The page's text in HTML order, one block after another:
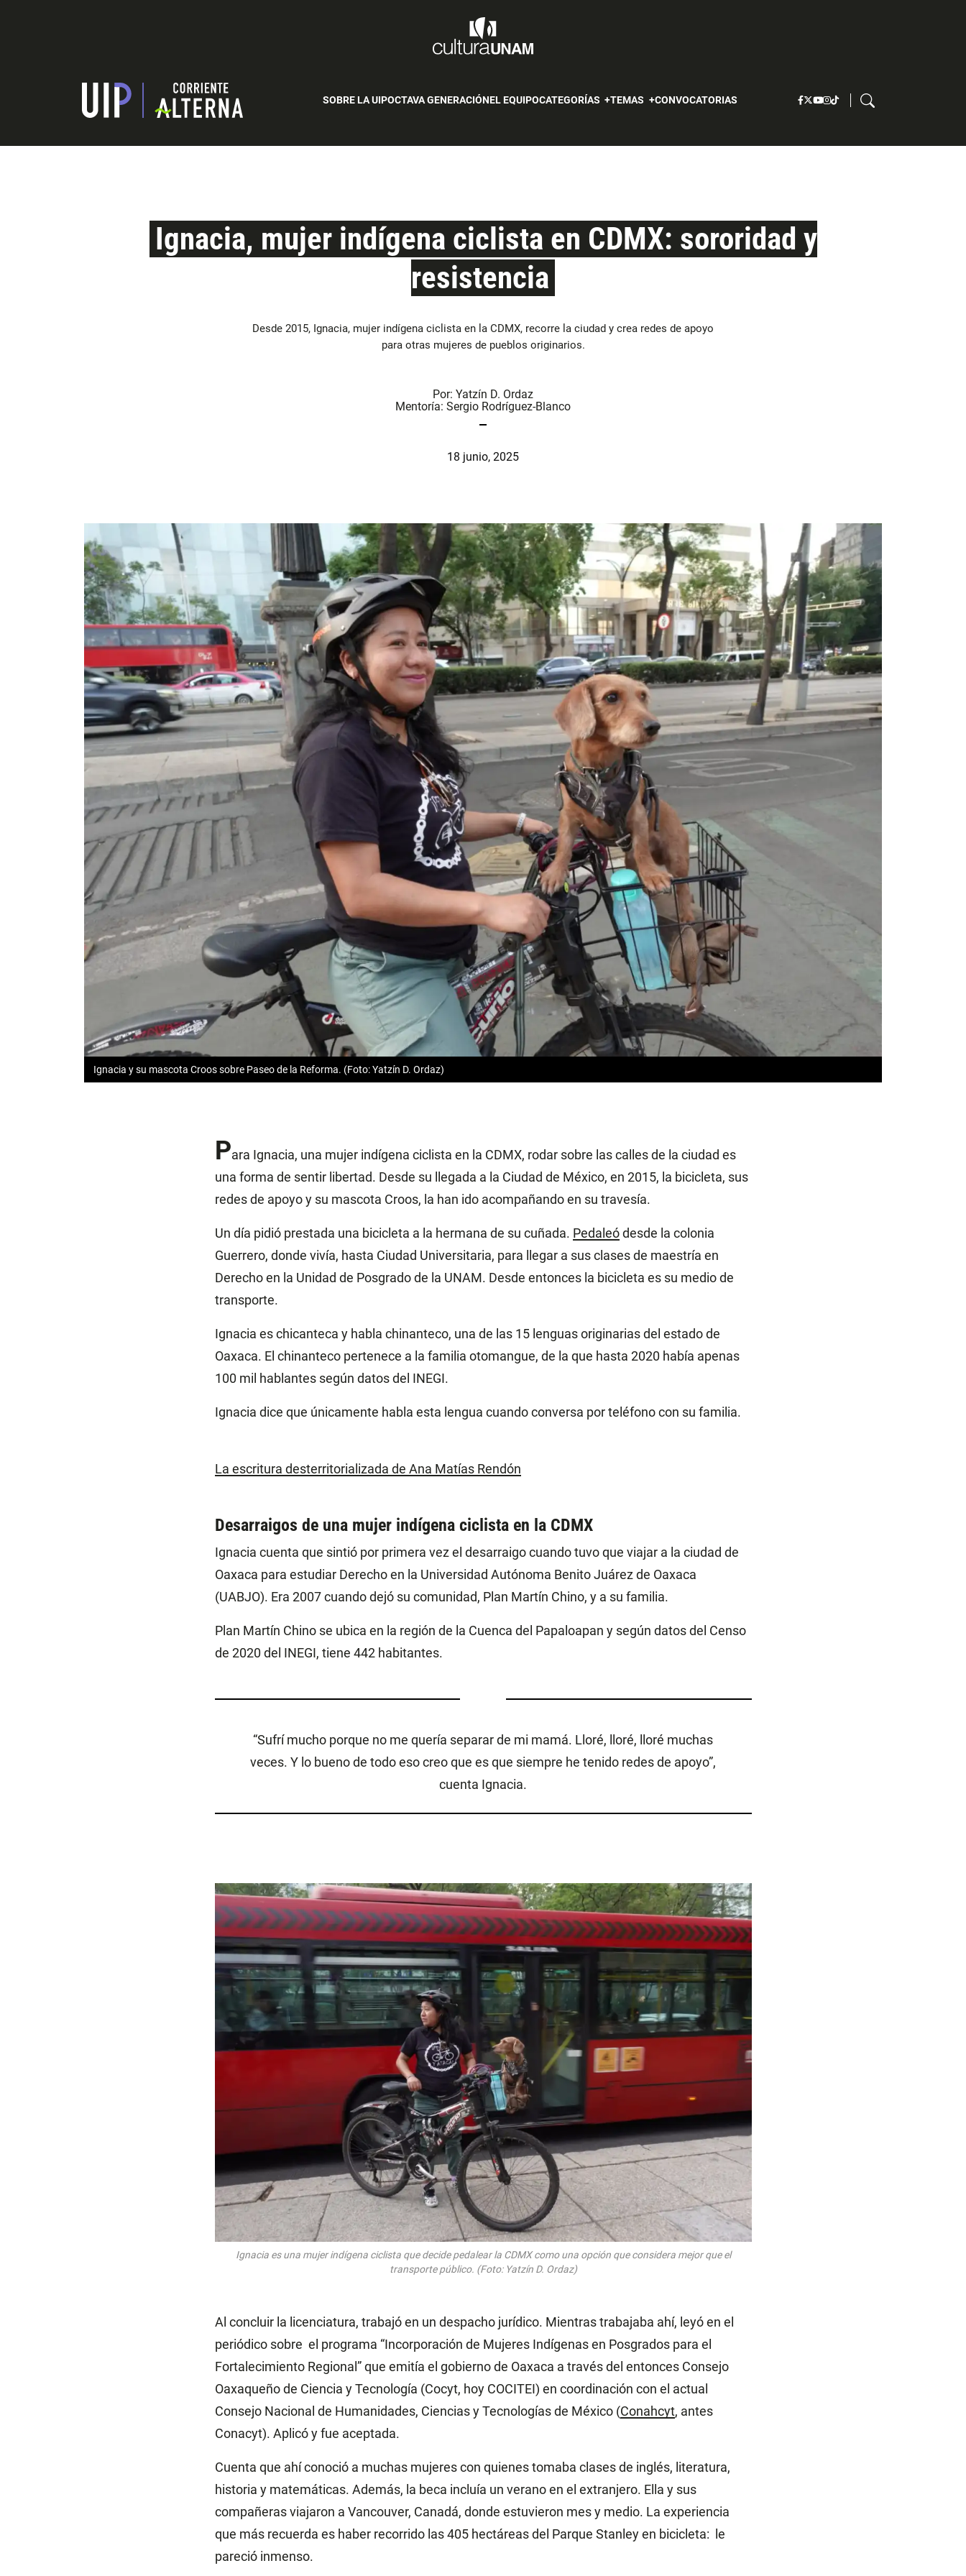
SOBRE LA UIPOCTAVA GENERACIÓNEL EQUIPOCATEGORÍAS TEMAS CONVOCATORIAS
Ignacia, mujer indígena ciclista en CDMX: sororidad y
resistencia
Desde 2015, Ignacia, mujer indígena ciclista en la CDMX, recorre la ciudad y crea redes de apoyo
para otras mujeres de pueblos originarios.
Por: Yatzín D. Ordaz
Mentoría: Sergio Rodríguez-Blanco
18 junio, 2025
Ignacia y su mascota Croos sobre Paseo de la Reforma. (Foto: Yatzín D. Ordaz)
Para Ignacia, una mujer indígena ciclista en la CDMX, rodar sobre las calles de la ciudad es
una forma de sentir libertad. Desde su llegada a la Ciudad de México, en 2015, la bicicleta, sus
redes de apoyo y su mascota Croos, la han ido acompañando en su travesía.
Un día pidió prestada una bicicleta a la hermana de su cuñada. Pedaleódesde la colonia
Guerrero, donde vivía, hasta Ciudad Universitaria, para llegar a sus clases de maestría en
Derecho en la Unidad de Posgrado de la UNAM. Desde entonces la bicicleta es su medio de
transporte.
Ignacia es chicanteca y habla chinanteco, una de las 15 lenguas originarias del estado de
Oaxaca. El chinanteco pertenece a la familia otomangue, de la que hasta 2020 había apenas
100 mil hablantes según datos del INEGI.
Ignacia dice que únicamente habla esta lengua cuando conversa por teléfono con su familia.
La escritura desterritorializada de Ana Matías Rendón
Desarraigos de una mujer indígena ciclista en la CDMX
Ignacia cuenta que sintió por primera vez el desarraigo cuando tuvo que viajar a la ciudad de
Oaxaca para estudiar Derecho en la Universidad Autónoma Benito Juárez de Oaxaca
(UABJO). Era 2007 cuando dejó su comunidad, Plan Martín Chino, y a su familia.
Plan Martín Chino se ubica en la región de la Cuenca del Papaloapan y según datos del Censo
de 2020 del INEGI, tiene 442 habitantes.
“Sufrí mucho porque no me quería separar de mi mamá. Lloré, lloré, lloré muchas
veces. Y lo bueno de todo eso creo que es que siempre he tenido redes de apoyo”,
cuenta Ignacia.
Ignacia es una mujer indígena ciclista que decide pedalear la CDMX como una opción que considera mejor que el
transporte público. (Foto: Yatzín D. Ordaz)
Al concluir la licenciatura, trabajó en un despacho jurídico. Mientras trabajaba ahí, leyó en el
periódico sobre el programa “Incorporación de Mujeres Indígenas en Posgrados para el
Fortalecimiento Regional” que emitía el gobierno de Oaxaca a través del entonces Consejo
Oaxaqueño de Ciencia y Tecnología (Cocyt, hoy COCITEI) en coordinación con el actual
Consejo Nacional de Humanidades, Ciencias y Tecnologías de México (Conahcyt, antes
Conacyt). Aplicó y fue aceptada.
Cuenta que ahí conoció a muchas mujeres con quienes tomaba clases de inglés, literatura,
historia y matemáticas. Además, la beca incluía un verano en el extranjero. Ella y sus
compañeras viajaron a Vancouver, Canadá, donde estuvieron mes y medio. La experiencia
que más recuerda es haber recorrido las 405 hectáreas del Parque Stanley en bicicleta: le
pareció inmenso.